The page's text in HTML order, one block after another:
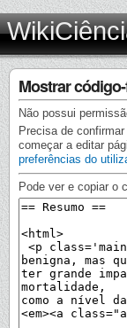
Mostrar
Não possui
Precisa de
começar a editar
preferências do
Pode ver e copiar o